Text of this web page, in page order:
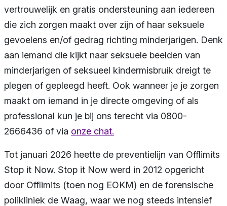
vertrouwelijk en gratis ondersteuning aan iedereen
die zich zorgen maakt over zijn of haar seksuele
gevoelens en/of gedrag richting minderjarigen. Denk
aan iemand die kijkt naar seksuele beelden van
minderjarigen of seksueel kindermisbruik dreigt te
plegen of gepleegd heeft. Ook wanneer je je zorgen
maakt om iemand in je directe omgeving of als
professional kun je bij ons terecht via 0800-
2666436 of via onze chat.
Tot januari 2026 heette de preventielijn van Offlimits
Stop it Now. Stop it Now werd in 2012 opgericht
door Offlimits (toen nog EOKM) en de forensische
polikliniek de Waag, waar we nog steeds intensief